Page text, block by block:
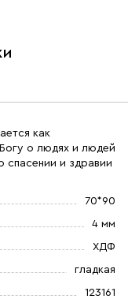
как
о людях и людей
и здравии
70*90
4 мм
ХДФ
гладкая
123161